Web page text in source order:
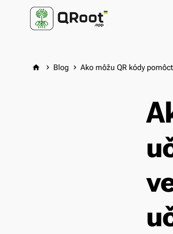
home keyboard_arrow_right Blog keyboard_arrow_right Ako môžu QR kódy